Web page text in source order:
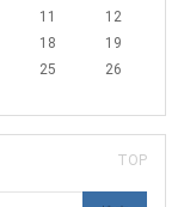
11
12
18
19
25
26
TOP